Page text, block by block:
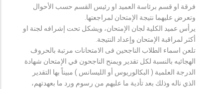
فرقة او قسم برئاسة العميد او رئيس القسم حسب الأحوال
وتعرض عليهما نتيجة الإمتحان لمراجعتها.
يرأس عميد الكلية لجان الإمتحان، ويشكل تحت إشرافه لجنة او
أكثر لمراقبة الإمتحان وإعداد النتيجة.
تلعن اسماء الطلاب الناجحين فى الامتحانات مرتبة بالحروف
الهجائيه بالنسبة لكل تقدير ويمنح الناجحون في الإمتحان شهادة
الدرجة العلمية ( البكالوريوس أو الليسانس ) مبيناً بها التقدير
الذي ناله وذلك بعد تأدية ما عليهم من رسوم ورد ما بعهدتهم،